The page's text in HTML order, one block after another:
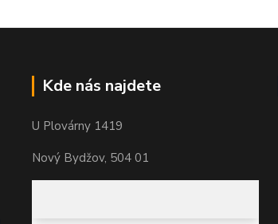
Kde nás najdete
U Plovárny 1419
Nový Bydžov, 504 01